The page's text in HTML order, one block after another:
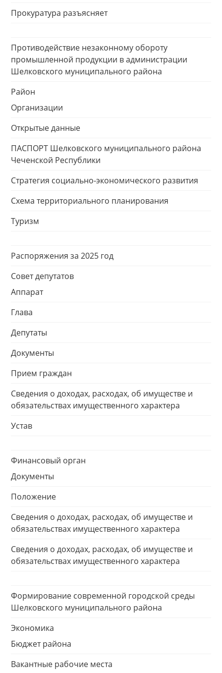
Прокуратура разъясняет
Противодействие незаконному обороту
промышленной продукции в администрации
Шелковского муниципального района
Район
Организации
Открытые данные
ПАСПОРТ Шелковского муниципального района
Чеченской Республики
Стратегия социально-экономического развития
Схема территориального планирования
Туризм
Распоряжения за 2025 год
Совет депутатов
Аппарат
Глава
Депутаты
Документы
Прием граждан
Сведения о доходах, расходах, об имуществе и
обязательствах имущественного характера
Устав
Финансовый орган
Документы
Положение
Сведения о доходах, расходах, об имуществе и
обязательствах имущественного характера
Сведения о доходах, расходах, об имуществе и
обязательствах имущественного характера
Формирование современной городской среды
Шелковского муниципального района
Экономика
Бюджет района
Вакантные рабочие места